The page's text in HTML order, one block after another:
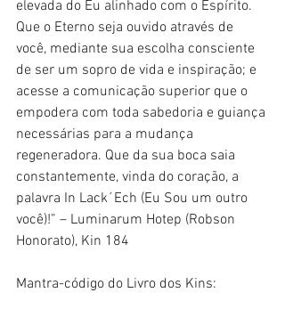
elevada do Eu alinhado com o Espírito.
Que o Eterno seja ouvido através de
você, mediante sua escolha consciente
de ser um sopro de vida e inspiração; e
acesse a comunicação superior que o
empodera com toda sabedoria e guiança
necessárias para a mudança
regeneradora. Que da sua boca saia
constantemente, vinda do coração, a
palavra In Lack´Ech (Eu Sou um outro
você)!” – Luminarum Hotep (Robson
Honorato), Kin 184
Mantra-código do Livro dos Kins: